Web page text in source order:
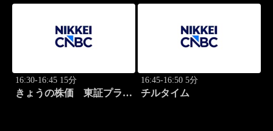
16:30-16:45 15分
きょうの株価 東証プライ
16:45-16:50 5分
チルタイム